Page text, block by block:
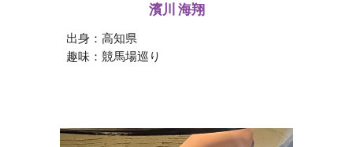
濱川 海翔
出身：高知県
趣味：競馬場巡り